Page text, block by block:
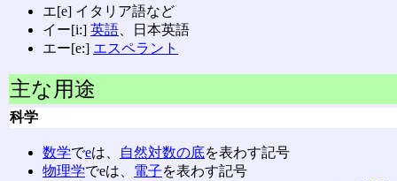
エ[e] イタリア語など
イー[i:] 英語 、日本英語
エー[e:] エスペラント
主な用途
科学
数学でeは、 自然対数の底を表わす記号
物理学でeは、 電子を表わす記号